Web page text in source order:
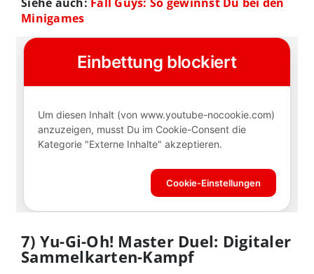
Minigames
7) Yu-Gi-Oh! Master Duel: Digitaler
Sammelkarten-Kampf